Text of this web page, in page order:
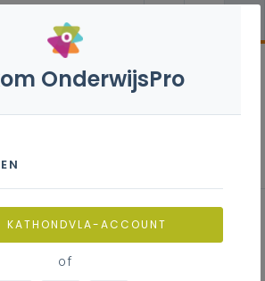
OnderwijsPro
KATHONDVLA-ACCOUNT
of